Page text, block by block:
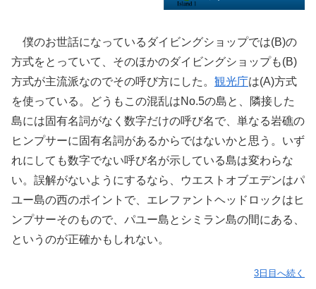
僕のお世話になっているダイビングショップでは(B)の
方式をとっていて、そのほかのダイビングショップも(B)
方式が主流派なのでその呼び方にした。 観光庁は(A)方式
を使っている。どうもこの混乱はNo.5の島と、隣接した
島には固有名詞がなく数字だけの呼び名で、単なる岩礁の
ヒンプサーに固有名詞があるからではないかと思う。いず
れにしても数字でない呼び名が示している島は変わらな
い。誤解がないようにするなら、ウエストオブエデンはパ
ユー島の西のポイントで、エレファントヘッドロックはヒ
ンプサーそのもので、パユー島とシミラン島の間にある、
というのが正確かもしれない。
3日目へ続く